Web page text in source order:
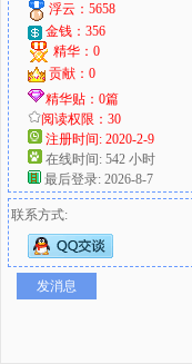
浮云：5658
金钱：356
精华：0
贡献：0
精华贴：0篇
阅读权限：30
注册时间: 2020-2-9
在线时间: 542 小时
最后登录: 2026-8-7
联系方式:
发消息